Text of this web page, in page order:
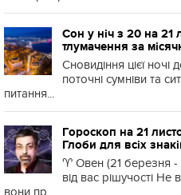
Сон у ніч з 20 на 21
тлумачення за
Сновидіння цієї
поточні сумніви та
питання...
Гороскоп на 21
Глоби для всіх
♈️ Овен (21 березня -
від вас рішучості Не
вони пр...